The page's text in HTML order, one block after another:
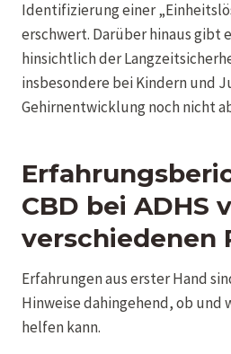
Identifizierung einer
erschwert. Darüber hinaus gibt
hinsichtlich der
insbesondere bei Kindern und
Gehirnentwicklung noch nicht
CBD bei ADHS
verschiedenen
Erfahrungen aus erster Hand
Hinweise dahingehend, ob und
helfen kann.